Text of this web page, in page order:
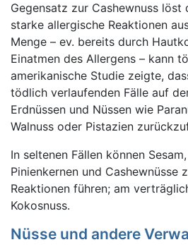
Gegensatz zur Cashewnuss löst
starke allergische Reaktionen
Menge – ev. bereits durch
Einatmen des Allergens – kann
amerikanische Studie zeigte,
tödlich verlaufenden Fälle auf
Erdnüssen und Nüssen wie
Walnuss oder Pistazien
In seltenen Fällen können
Pinienkernen und Cashewnüsse
Reaktionen führen; am
Kokosnuss.
Nüsse und andere